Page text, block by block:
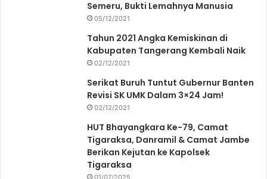
Semeru, Bukti Lemahnya Manusia
05/12/2021
Tahun 2021 Angka Kemiskinan di
Kabupaten Tangerang Kembali Naik
02/12/2021
Serikat Buruh Tuntut Gubernur Banten
Revisi SK UMK Dalam 3×24 Jam!
02/12/2021
HUT Bhayangkara Ke-79, Camat
Tigaraksa, Danramil & Camat Jambe
Berikan Kejutan ke Kapolsek
Tigaraksa
01/07/2025